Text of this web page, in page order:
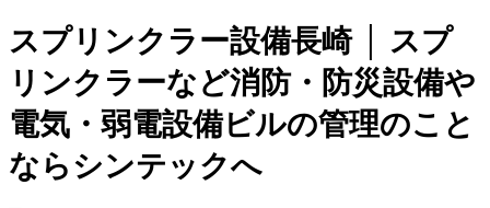
スプリンクラー設備長崎 │ スプ
リンクラーなど消防・防災設備や
電気・弱電設備ビルの管理のこと
ならシンテックへ